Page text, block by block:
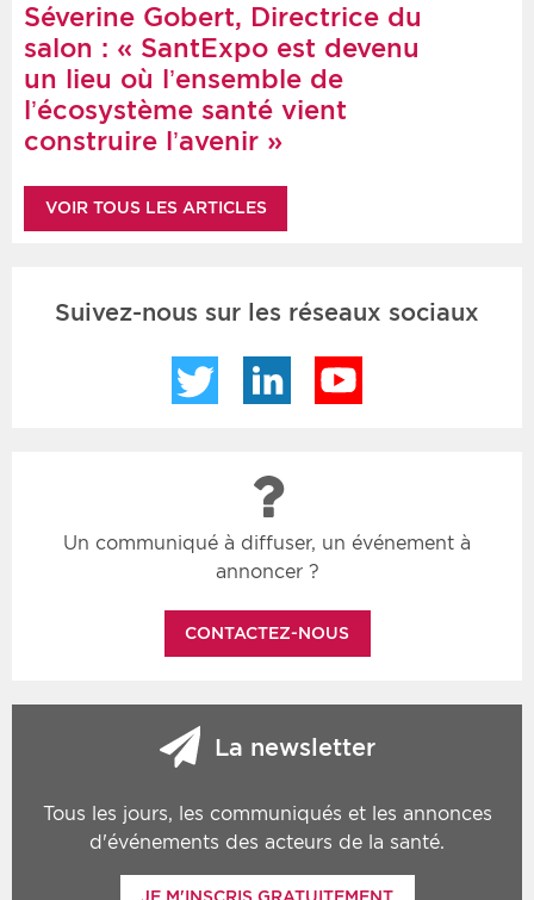
Séverine Gobert, Directrice du
salon : « SantExpo est devenu
un lieu où l’ensemble de
l’écosystème santé vient
construire l’avenir »
VOIR TOUS LES ARTICLES
Suivez-nous sur les réseaux sociaux
Twitter LinkedIn
Un communiqué à diffuser, un événement à
annoncer ?
CONTACTEZ-NOUS
La newsletter
Tous les jours, les communiqués et les annonces
d'événements des acteurs de la santé.